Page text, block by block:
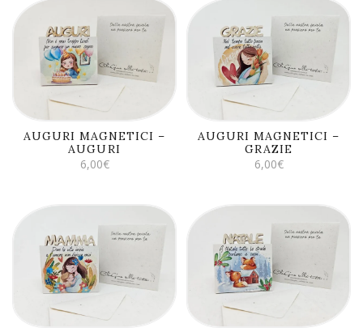
AGGIUNGI AL
CARRELLO
AUGURI MAGNETICI –
AUGURI
6,00€
AGGIUNGI AL
CARRELLO
AUGURI MAGNETICI –
GRAZIE
6,00€
AGGIUNGI AL
CARRELLO
AGGIUNGI AL
CARRELLO